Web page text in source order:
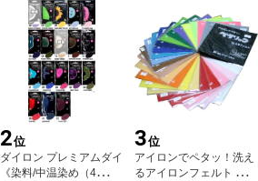
2位
ダイロン プレミアムダイ
《染料/中温染め（4
3位
アイロンでペタッ！洗え
るアイロンフェルト ペタ